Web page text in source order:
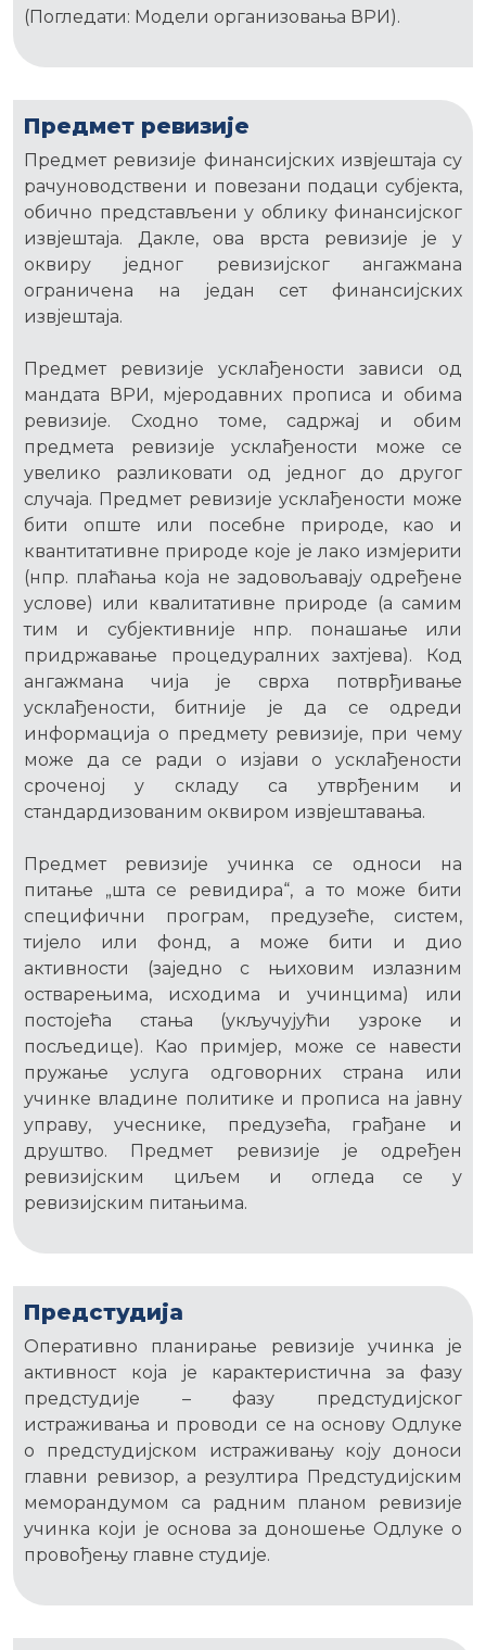
(Погледати: Модели организовања ВРИ).
Предмет ревизије
Предмет ревизије финансијских извјештаја су
рачуноводствени и повезани подаци субјекта,
обично представљени у облику финансијског
извјештаја. Дакле, ова врста ревизије је у
оквиру једног ревизијског ангажмана
ограничена на један сет финансијских
извјештаја.
Предмет ревизије усклађености зависи од
мандата ВРИ, мјеродавних прописа и обима
ревизије. Сходно томе, садржај и обим
предмета ревизије усклађености може се
увелико разликовати од једног до другог
случаја. Предмет ревизије усклађености може
бити опште или посебне природе, као и
квантитативне природе које је лако измјерити
(нпр. плаћања која не задовољавају одређене
услове) или квалитативне природе (а самим
тим и субјективније нпр. понашање или
придржавање процедуралних захтјева). Код
ангажмана чија је сврха потврђивање
усклађености, битније је да се одреди
информација о предмету ревизије, при чему
може да се ради о изјави о усклађености
сроченој у складу са утврђеним и
стандардизованим оквиром извјештавања.
Предмет ревизије учинка се односи на
питање „шта се ревидира“, а то може бити
специфични програм, предузеће, систем,
тијело или фонд, а може бити и дио
активности (заједно с њиховим излазним
остварењима, исходима и учинцима) или
постојећа стања (укључујући узроке и
посљедице). Као примјер, може се навести
пружање услуга одговорних страна или
учинке владине политике и прописа на јавну
управу, учеснике, предузећа, грађане и
друштво. Предмет ревизије је одређен
ревизијским циљем и огледа се у
ревизијским питањима.
Предстудија
Оперативно планирање ревизије учинка је
активност која је карактеристична за фазу
предстудије – фазу предстудијског
истраживања и проводи се на основу Одлуке
о предстудијском истраживању коју доноси
главни ревизор, а резултира Предстудијским
меморандумом са радним планом ревизије
учинка који је основа за доношење Одлуке о
провођењу главне студије.